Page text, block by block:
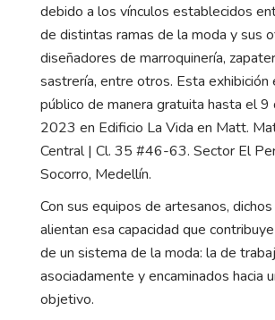
debido a los vínculos establecidos
de distintas ramas de la moda y sus
diseñadores de marroquinería,
sastrería, entre otros. Esta exhibición
público de manera gratuita hasta el 9
2023 en Edificio La Vida en Matt.
Central | Cl. 35 #46-63. Sector El
Socorro, Medellín.
Con sus equipos de artesanos,
alientan esa capacidad que
de un sistema de la moda: la de
asociadamente y encaminados hacia
objetivo.